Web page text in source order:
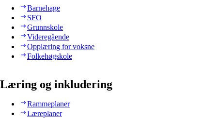
Barnehage
SFO
Grunnskole
Videregående
Opplæring for voksne
Folkehøgskole
Læring og inkludering
Rammeplaner
Læreplaner